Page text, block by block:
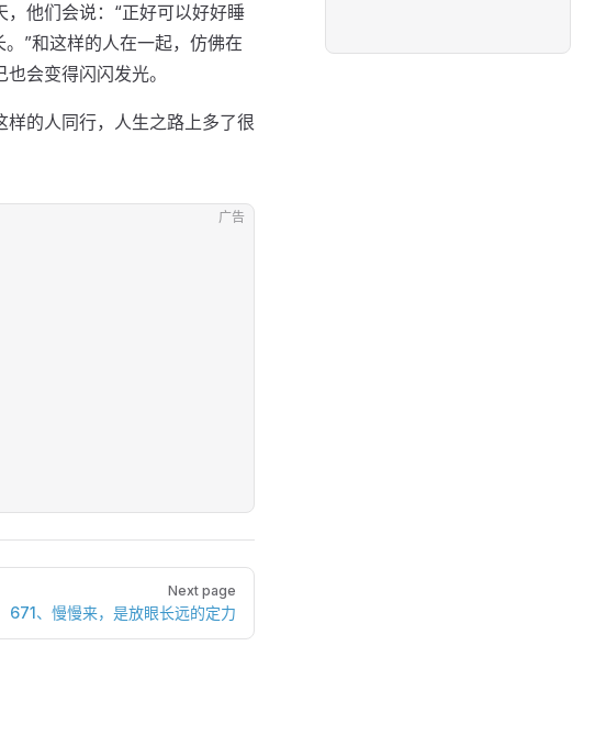
他们会说：“正好可以好好睡
”和这样的人在一起，仿佛在
会变得闪闪发光。
的人同行，人生之路上多了很
广告
Next page
671、慢慢来，是放眼长远的定力